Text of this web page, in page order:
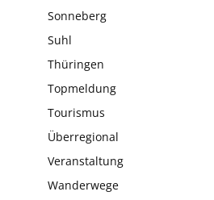
Sonneberg
Suhl
Thüringen
Topmeldung
Tourismus
Überregional
Veranstaltung
Wanderwege